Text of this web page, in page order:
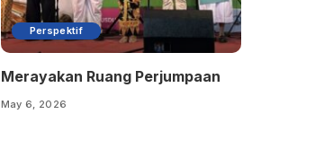
Perspektif
Merayakan Ruang Perjumpaan
May 6, 2026